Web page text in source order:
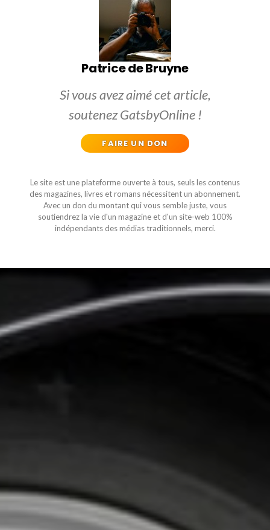
Patrice de Bruyne
Si vous avez aimé cet article,
soutenez GatsbyOnline !
FAIRE UN DON
Le site est une plateforme ouverte à tous, seuls les contenus
des magazines, livres et romans nécessitent un abonnement.
Avec un don du montant qui vous semble juste, vous
soutiendrez la vie d'un magazine et d'un site-web 100%
indépendants des médias traditionnels, merci.